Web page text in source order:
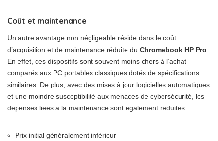
Coût et maintenance
Un autre avantage non négligeable réside dans le coût
d’acquisition et de maintenance réduite du Chromebook HP Pro
En effet, ces dispositifs sont souvent moins chers à l’achat
comparés aux PC portables classiques dotés de spécifications
similaires. De plus, avec des mises à jour logicielles automatiques
et une moindre susceptibilité aux menaces de cybersécurité, les
dépenses liées à la maintenance sont également réduites.
Prix initial généralement inférieur